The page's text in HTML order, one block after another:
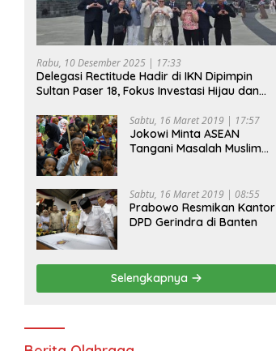
Rabu, 10 Desember 2025 | 17:33
Delegasi Rectitude Hadir di IKN Dipimpin
Sultan Paser 18, Fokus Investasi Hijau dan
Sabtu, 16 Maret 2019 | 17:57
Jokowi Minta ASEAN
Tangani Masalah Muslim
Sabtu, 16 Maret 2019 | 08:55
Prabowo Resmikan Kantor
DPD Gerindra di Banten
Selengkapnya